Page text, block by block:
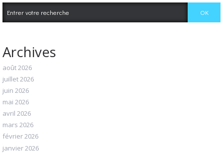
Archives
août 2026
juillet 2026
juin 2026
mai 2026
avril 2026
mars 2026
février 2026
janvier 2026